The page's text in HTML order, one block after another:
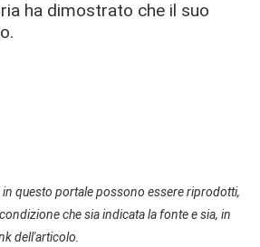
ha dimostrato che il suo
questo portale possono essere riprodotti,
che sia indicata la fonte e sia, in
dell'articolo.